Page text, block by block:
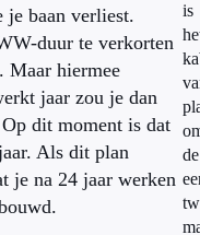
je baan verliest.
duur te verkorten
Maar hiermee
jaar zou je dan
dit moment is dat
Als dit plan
je na 24 jaar werken
is
de